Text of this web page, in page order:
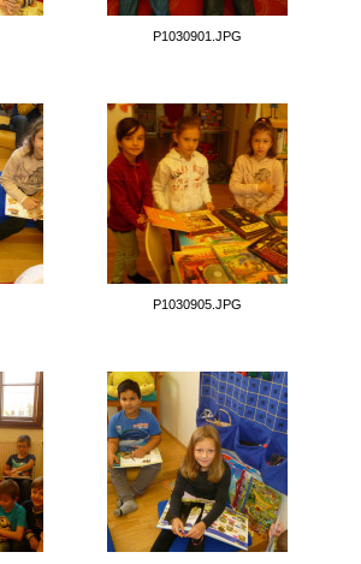
P1030901.JPG
P1030905.JPG